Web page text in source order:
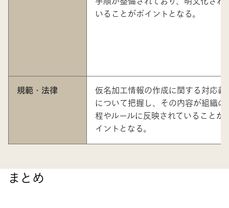
いることがポイントとなる。
規範・法律
仮名加工情報の作成に関する対応義
について把握し、その内容が組織の
程やルールに反映されていることが
イントとなる。
まとめ